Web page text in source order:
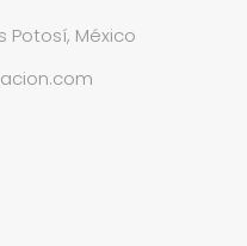
Potosí, México